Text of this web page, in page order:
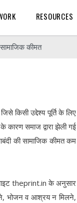
RESOURCES
कीमत
किसी उद्देश्य पूर्ति के लिए
समाज द्वारा झेली गई
की सामाजिक कीमत कम
theprint.in के अनुसार
भोजन व आश्रय न मिलने,